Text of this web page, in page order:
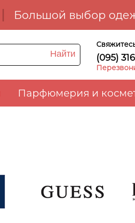
Большой выбор
Найти (095)
Парфюмерия и